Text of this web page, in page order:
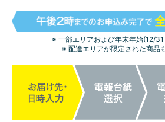
※ 一部エリアおよび年末年始(12/31
※ 配達エリアが限定された商品